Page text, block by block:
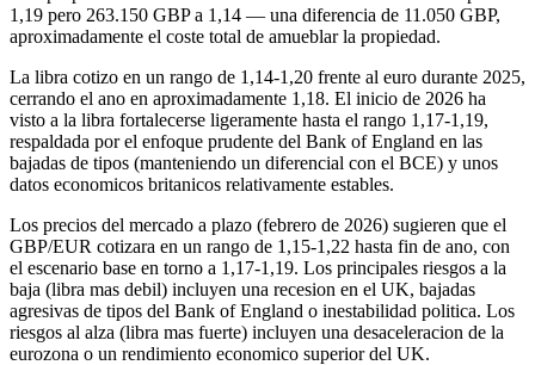
1,19 pero 263.150 GBP a 1,14 — una diferencia de 11.050 GBP,
aproximadamente el coste total de amueblar la propiedad.
La libra cotizo en un rango de 1,14-1,20 frente al euro durante 2025,
cerrando el ano en aproximadamente 1,18. El inicio de 2026 ha
visto a la libra fortalecerse ligeramente hasta el rango 1,17-1,19,
respaldada por el enfoque prudente del Bank of England en las
bajadas de tipos (manteniendo un diferencial con el BCE) y unos
datos economicos britanicos relativamente estables.
Los precios del mercado a plazo (febrero de 2026) sugieren que el
GBP/EUR cotizara en un rango de 1,15-1,22 hasta fin de ano, con
el escenario base en torno a 1,17-1,19. Los principales riesgos a la
baja (libra mas debil) incluyen una recesion en el UK, bajadas
agresivas de tipos del Bank of England o inestabilidad politica. Los
riesgos al alza (libra mas fuerte) incluyen una desaceleracion de la
eurozona o un rendimiento economico superior del UK.